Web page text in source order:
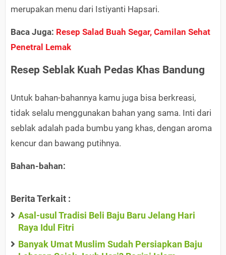
merupakan menu dari Istiyanti Hapsari.
Baca Juga: Resep Salad Buah Segar, Camilan Sehat
Penetral Lemak
Resep Seblak Kuah Pedas Khas Bandung
Untuk bahan-bahannya kamu juga bisa berkreasi,
tidak selalu menggunakan bahan yang sama. Inti dari
seblak adalah pada bumbu yang khas, dengan aroma
kencur dan bawang putihnya.
Bahan-bahan:
Berita Terkait :
Asal-usul Tradisi Beli Baju Baru Jelang Hari
Raya Idul Fitri
Banyak Umat Muslim Sudah Persiapkan Baju